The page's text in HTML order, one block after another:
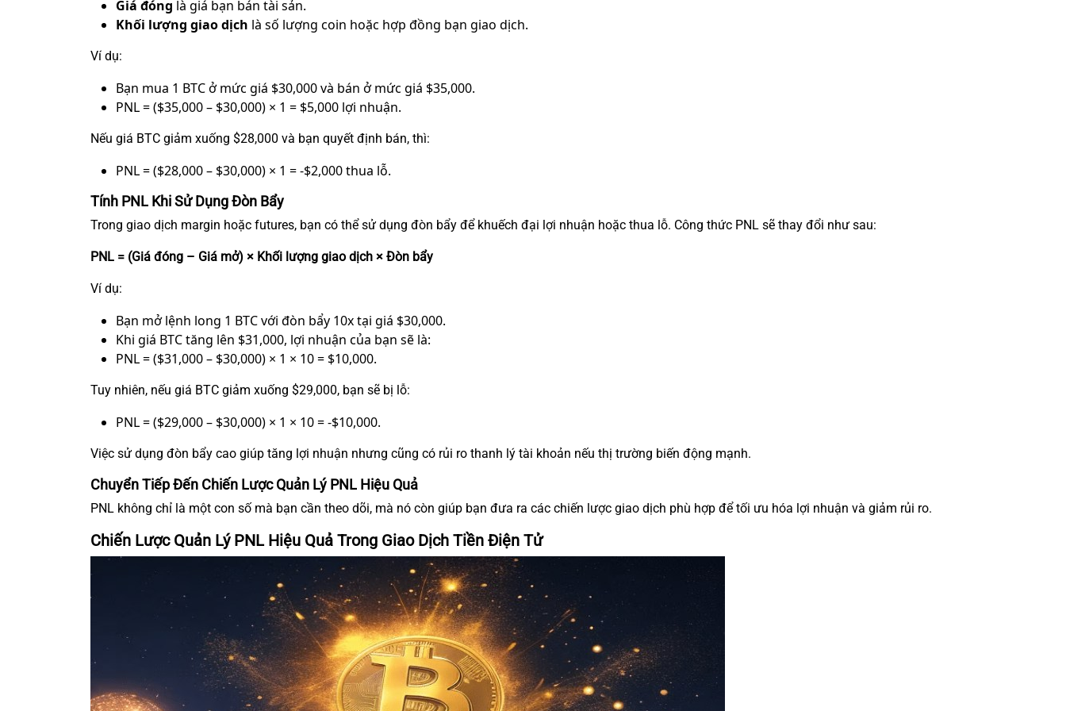
Giá đóng là giá bạn bán tài sản.
Khối lượng giao dịch là số lượng coin hoặc hợp đồng bạn giao dịch.
Ví dụ:
Bạn mua 1 BTC ở mức giá $30,000 và bán ở mức giá $35,000.
PNL = ($35,000 – $30,000) × 1 = $5,000 lợi nhuận.
Nếu giá BTC giảm xuống $28,000 và bạn quyết định bán, thì:
PNL = ($28,000 – $30,000) × 1 = -$2,000 thua lỗ.
Tính PNL Khi Sử Dụng Đòn Bẩy
Trong giao dịch margin hoặc futures, bạn có thể sử dụng đòn bẩy để khuếch đại lợi nhuận hoặc thua lỗ. Công thức PNL sẽ thay đổi như sau:
PNL = (Giá đóng – Giá mở) × Khối lượng giao dịch × Đòn bẩy
Ví dụ:
Bạn mở lệnh long 1 BTC với đòn bẩy 10x tại giá $30,000.
Khi giá BTC tăng lên $31,000, lợi nhuận của bạn sẽ là:
PNL = ($31,000 – $30,000) × 1 × 10 = $10,000.
Tuy nhiên, nếu giá BTC giảm xuống $29,000, bạn sẽ bị lỗ:
PNL = ($29,000 – $30,000) × 1 × 10 = -$10,000.
Việc sử dụng đòn bẩy cao giúp tăng lợi nhuận nhưng cũng có rủi ro thanh lý tài khoản nếu thị trường biến động mạnh.
Chuyển Tiếp Đến Chiến Lược Quản Lý PNL Hiệu Quả
PNL không chỉ là một con số mà bạn cần theo dõi, mà nó còn giúp bạn đưa ra các chiến lược giao dịch phù hợp để tối ưu hóa lợi nhuận và giảm rủi ro.
Chiến Lược Quản Lý PNL Hiệu Quả Trong Giao Dịch Tiền Điện Tử